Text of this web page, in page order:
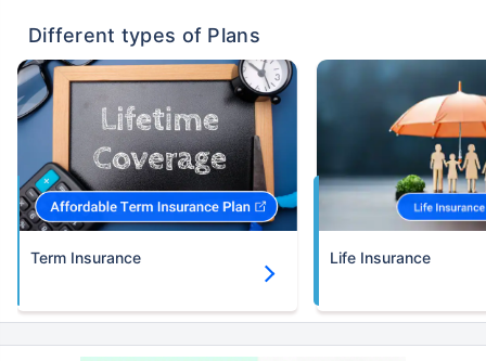
Different types of Plans
Term Insurance Life Insurance